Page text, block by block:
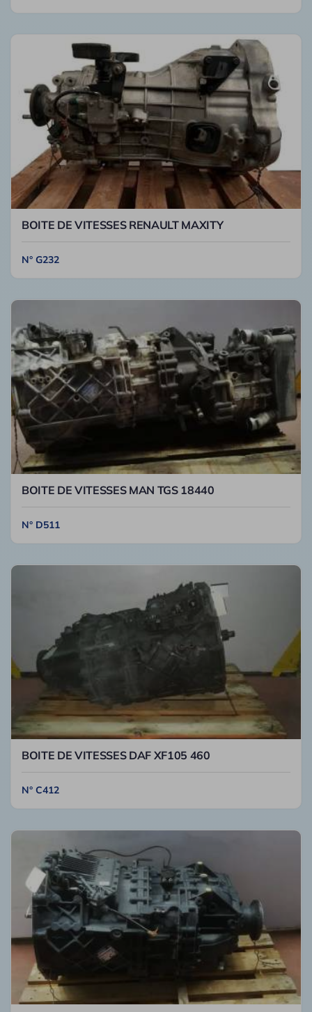
BOITE DE VITESSES RENAULT MAXITY
N° G232
BOITE DE VITESSES MAN TGS 18440
N° D511
BOITE DE VITESSES DAF XF105 460
N° C412